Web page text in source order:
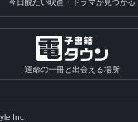
今日観たい映画・ドラマが見つかる
運命の一冊と出会える場所
Inc.